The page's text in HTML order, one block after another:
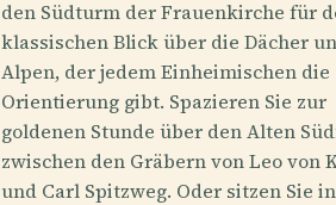
den Südturm der Frauenkirche für
klassischen Blick über die Dächer
Alpen, der jedem Einheimischen die
Orientierung gibt. Spazieren Sie zur
goldenen Stunde über den Alten
zwischen den Gräbern von Leo von
und Carl Spitzweg. Oder sitzen Sie